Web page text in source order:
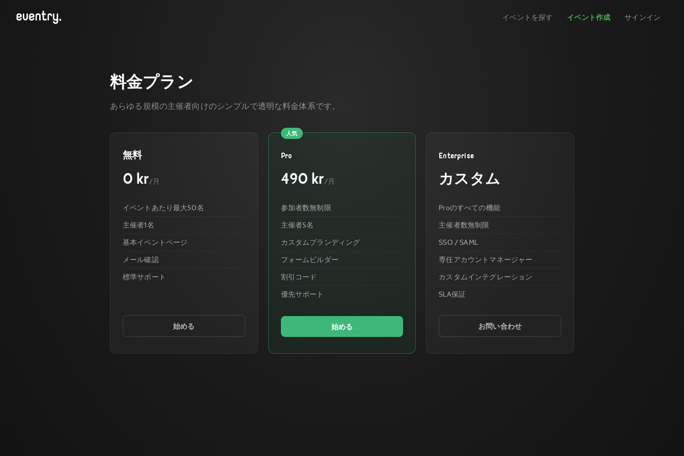
イベントを探す イベント作成 サインイン
料金プラン
あらゆる規模の主催者向けのシンプルで透明な料金体系です。
無料
0 kr/月
イベントあたり最大50名
主催者1名
基本イベントページ
メール確認
標準サポート
始める
人気
Pro
490 kr/月
参加者数無制限
主催者5名
カスタムブランディング
フォームビルダー
割引コード
優先サポート
始める
Enterprise
カスタム
Proのすべての機能
主催者数無制限
SSO / SAML
専任アカウントマネージャー
カスタムインテグレーション
SLA保証
お問い合わせ